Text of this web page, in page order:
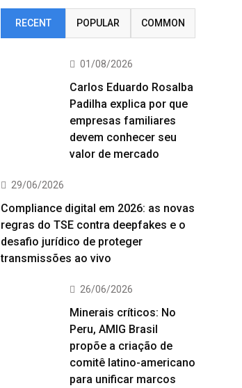
RECENT POPULAR COMMON
01/08/2026
Carlos Eduardo Rosalba
Padilha explica por que
empresas familiares
devem conhecer seu
valor de mercado
29/06/2026
Compliance digital em 2026: as novas
regras do TSE contra deepfakes e o
desafio jurídico de proteger
transmissões ao vivo
26/06/2026
Minerais críticos: No
Peru, AMIG Brasil
propõe a criação de
comitê latino-americano
para unificar marcos